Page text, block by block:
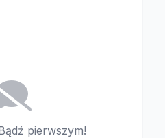
pierwszym!